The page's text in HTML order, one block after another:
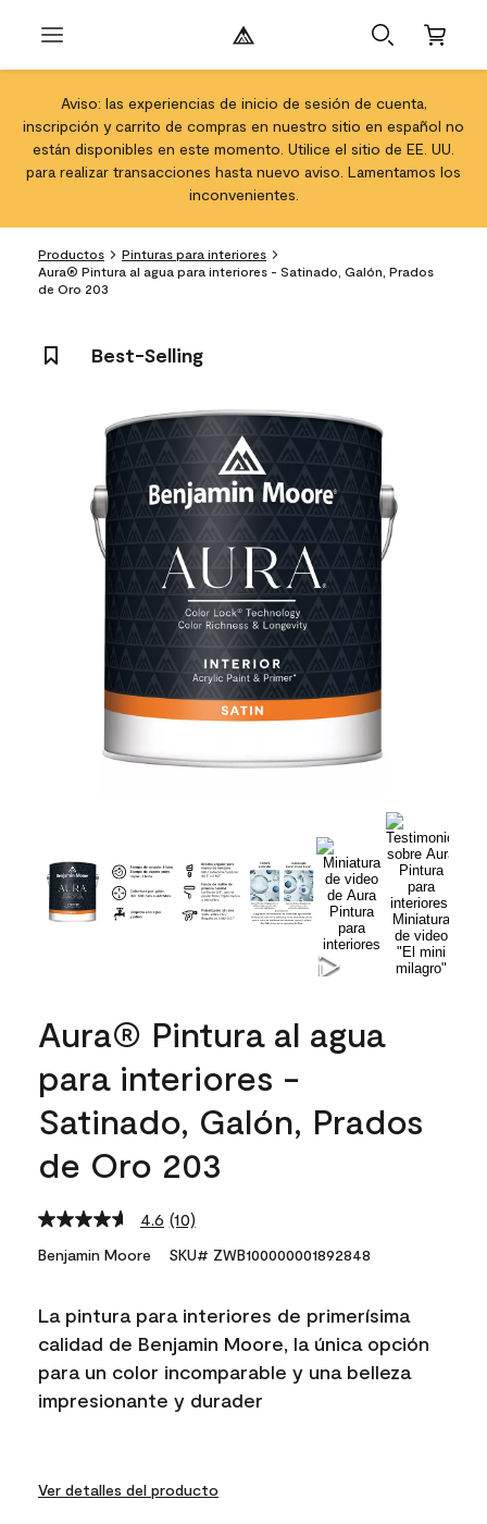
Aviso: las experiencias de inicio de sesión de cuenta,
inscripción y carrito de compras en nuestro sitio en español no
están disponibles en este momento. Utilice el sitio de EE. UU.
para realizar transacciones hasta nuevo aviso. Lamentamos los
inconvenientes.
Productos
Pinturas para interiores
Aura® Pintura al agua para interiores - Satinado, Galón, Prados
de Oro 203
Best-Selling
Aura® Pintura al agua
para interiores -
Satinado, Galón, Prados
de Oro 203
4.6 Read
10
Reviews.
link.
(10)
Benjamin Moore SKU# ZWB100000001892848
La pintura para interiores de primerísima
calidad de Benjamin Moore, la única opción
para un color incomparable y una belleza
impresionante y durader
Ver detalles del producto